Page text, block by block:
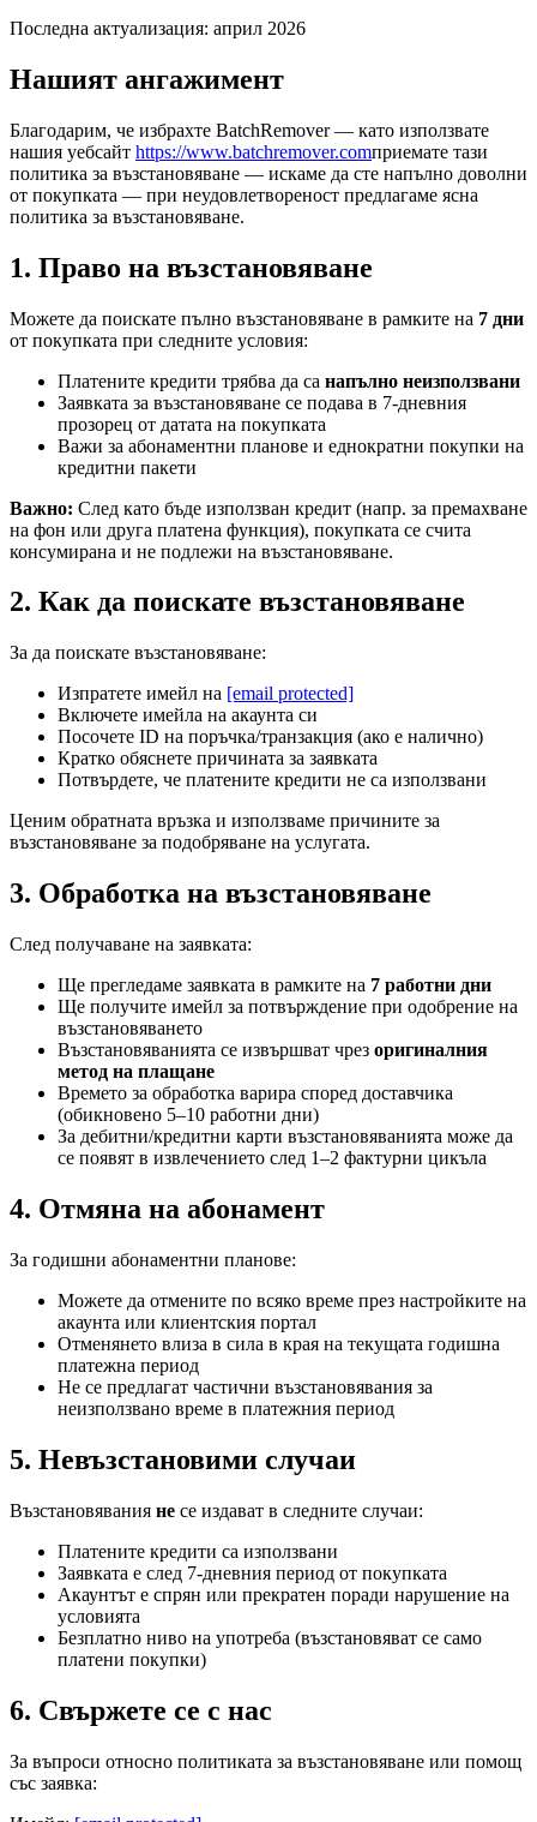
Последна актуализация: април 2026
Нашият ангажимент
Благодарим, че избрахте BatchRemover — като използвате
нашия уебсайт https://www.batchremover.comприемате тази
политика за възстановяване — искаме да сте напълно доволни
от покупката — при неудовлетвореност предлагаме ясна
политика за възстановяване.
1. Право на възстановяване
Можете да поискате пълно възстановяване в рамките на 7 дни
от покупката при следните условия:
Платените кредити трябва да са напълно неизползвани
Заявката за възстановяване се подава в 7-дневния
прозорец от датата на покупката
Важи за абонаментни планове и еднократни покупки на
кредитни пакети
Важно: След като бъде използван кредит (напр. за премахване
на фон или друга платена функция), покупката се счита
консумирана и не подлежи на възстановяване.
2. Как да поискате възстановяване
За да поискате възстановяване:
Изпратете имейл на [email protected]
Включете имейла на акаунта си
Посочете ID на поръчка/транзакция (ако е налично)
Кратко обяснете причината за заявката
Потвърдете, че платените кредити не са използвани
Ценим обратната връзка и използваме причините за
възстановяване за подобряване на услугата.
3. Обработка на възстановяване
След получаване на заявката:
Ще прегледаме заявката в рамките на 7 работни дни
Ще получите имейл за потвърждение при одобрение на
възстановяването
Възстановяванията се извършват чрез оригиналния
метод на плащане
Времето за обработка варира според доставчика
(обикновено 5–10 работни дни)
За дебитни/кредитни карти възстановяванията може да
се появят в извлечението след 1–2 фактурни цикъла
4. Отмяна на абонамент
За годишни абонаментни планове:
Можете да отмените по всяко време през настройките на
акаунта или клиентския портал
Отменянето влиза в сила в края на текущата годишна
платежна период
Не се предлагат частични възстановявания за
неизползвано време в платежния период
5. Невъзстановими случаи
Възстановявания не се издават в следните случаи:
Платените кредити са използвани
Заявката е след 7-дневния период от покупката
Акаунтът е спрян или прекратен поради нарушение на
условията
Безплатно ниво на употреба (възстановяват се само
платени покупки)
6. Свържете се с нас
За въпроси относно политиката за възстановяване или помощ
със заявка: